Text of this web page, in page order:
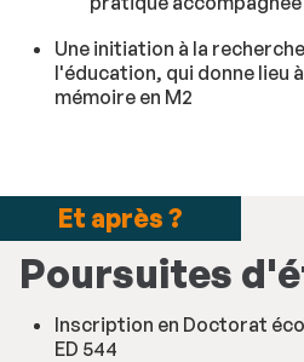
Une initiation à la
l'éducation, qui donne lieu
mémoire en M2
Et après ?
Poursuites
Inscription en Doctorat
ED 544